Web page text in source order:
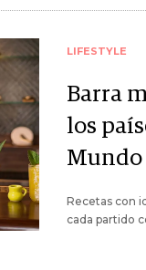
LIFESTYLE
Barra
los
Mundo
Recetas con
cada partido